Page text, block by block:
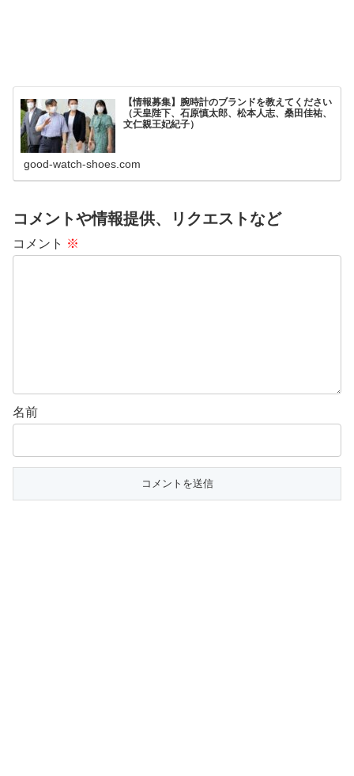
【情報募集】腕時計のブランドを教えてください
（天皇陛下、石原慎太郎、松本人志、桑田佳祐、
文仁親王妃紀子）
good-watch-shoes.com
コメントや情報提供、リクエストなど
コメント ※
名前